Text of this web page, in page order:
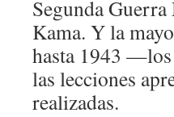
Segunda
Kama. Y la
hasta 1943
las lecciones
realizadas.